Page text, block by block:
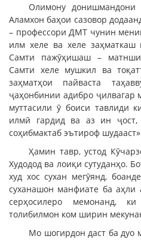
Олимону донишмандони
Аламхон баҳои сазовор
– профессори ДМТ чунин
илм хеле ва хеле заҳматкаш
Самти пажӯҳишаш –
Самти хеле мушкил ва
заҳматҳои пайваста
ҷаҳонбинии адибро ҷилвагар
муттасили ӯ боиси тавлиди
илмӣ гардид ва аз ин
соҳибмактаб эътироф
Ҳамин тавр, устод
Худодод ва лоиқи сутуданҳо.
худ хос сухан мегӯянд,
суханашон манфиате ба аҳли
серҳосилеро мемонанд,
толибилмон ком ширин
Мо шогирдон даст ба дуо